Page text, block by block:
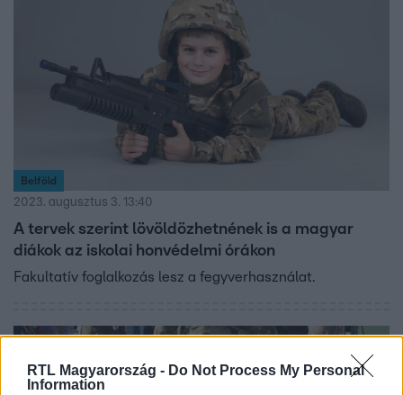
RTL Magyarország - Do Not Process My Personal
Information
Belföld
2023. augusztus 3. 13:40
A tervek szerint lövöldözhetnének is a magyar
diákok az iskolai honvédelmi órákon
Fakultatív foglalkozás lesz a fegyverhasználat.